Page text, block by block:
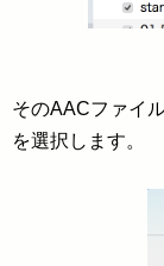
そのAACファイ
を選択します。